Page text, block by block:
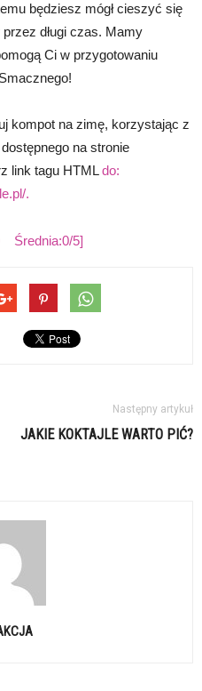
będziesz mógł cieszyć się
długi czas. Mamy
Ci w przygotowaniu
kompot na zimę, korzystając z
na stronie
link tagu HTMLdo:
.
Średnia:0/5]
Następny artykuł
JAKIE KOKTAJLE WARTO PIĆ?